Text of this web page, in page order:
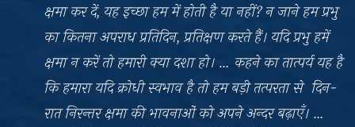
क्षमा कर दें, यह इच्छा हम में होती है या नहीं? न जाने हम प्रभु
का कितना अपराध प्रतिदिन, प्रतिक्षण करते हैं। यदि प्रभु हमें
क्षमा न करें तो हमारी क्या दशा हो। … कहने का तात्पर्य यह है
कि हमारा यदि क्रोधी स्वभाव है तो हम बड़ी तत्परता से दिन-
रात निरन्तर क्षमा की भावनाओं को अपने अन्दर बढ़ाएँ। …